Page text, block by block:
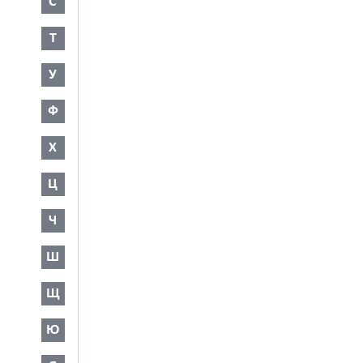
Т
У
Ф
Х
Ц
Ч
Ш
Щ
Ю